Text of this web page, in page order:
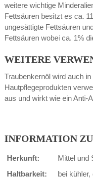
weitere wichtige
Fettsäuren besitzt es ca.
ungesättigte Fettsäuren
Fettsäuren wobei ca. 1%
WEITERE
Traubenkernöl wird auch
Hautpflegeprodukten
aus und wirkt wie ein Anti-
INFORMATION
Herkunft:
Mittel und
Haltbarkeit:
bei